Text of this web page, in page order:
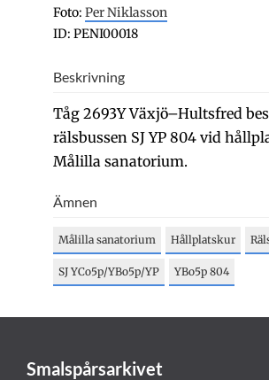
Foto: Per Niklasson
ID: PENI00018
Beskrivning
Tåg 2693Y Växjö–Hultsfred
rälsbussen SJ YP 804 vid
Målilla sanatorium.
Ämnen
Målilla sanatorium Hållplatskur
SJ YCo5p/YBo5p/YP YBo5p 804
Smalspårsarkivet